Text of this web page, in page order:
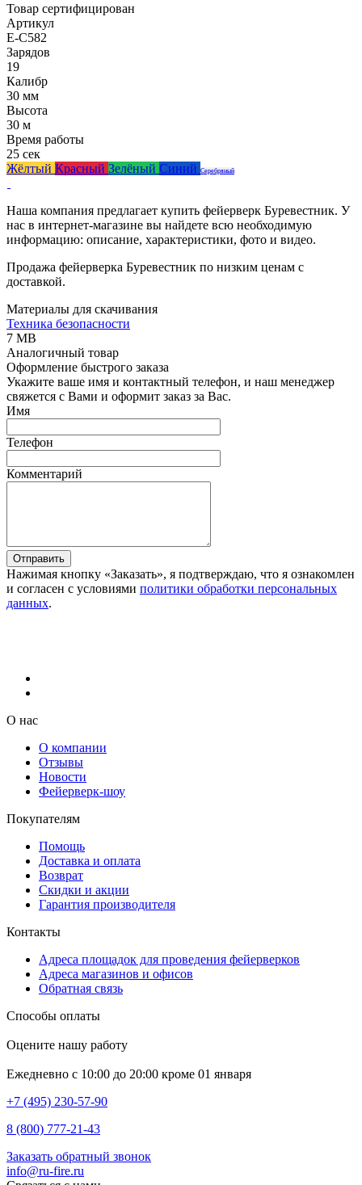
Товар сертифицирован
Артикул
Е-С582
Зарядов
19
Калибр
30 мм
Высота
30 м
Время работы
25 сек
Жёлтый Красный Зелёный Синий Серебряный
Наша компания предлагает купить фейерверк Буревестник. У
нас в интернет-магазине вы найдете всю необходимую
информацию: описание, характеристики, фото и видео.
Продажа фейерверка Буревестник по низким ценам с
доставкой.
Материалы для скачивания
Техника безопасности
7 MB
Аналогичный товар
Оформление быстрого заказа
Укажите ваше имя и контактный телефон, и наш менеджер
свяжется с Вами и оформит заказ за Вас.
Имя
Телефон
Комментарий
Отправить
Нажимая кнопку «Заказать», я подтверждаю, что я ознакомлен
и согласен с условиями политики обработки персональных
данных.
О нас
О компании
Отзывы
Новости
Фейерверк-шоу
Покупателям
Помощь
Доставка и оплата
Возврат
Скидки и акции
Гарантия производителя
Контакты
Адреса площадок для проведения фейерверков
Адреса магазинов и офисов
Обратная связь
Способы оплаты
Оцените нашу работу
Ежедневно с 10:00 до 20:00 кроме 01 января
+7 (495) 230-57-90
8 (800) 777-21-43
Заказать обратный звонок
info@ru-fire.ru